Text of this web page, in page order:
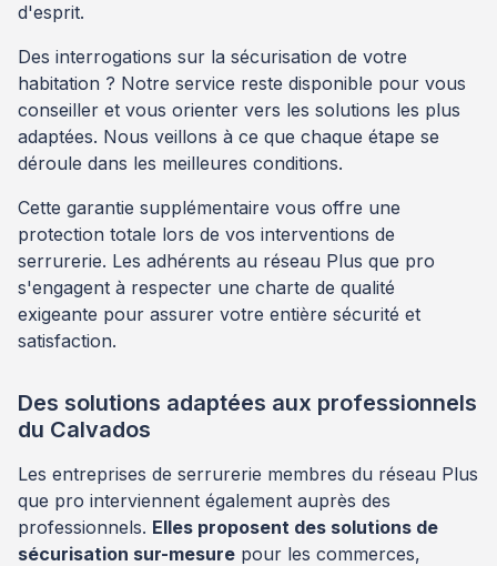
d'esprit.
Des interrogations sur la sécurisation de votre
habitation ? Notre service reste disponible pour vous
conseiller et vous orienter vers les solutions les plus
adaptées. Nous veillons à ce que chaque étape se
déroule dans les meilleures conditions.
Cette garantie supplémentaire vous offre une
protection totale lors de vos interventions de
serrurerie. Les adhérents au réseau Plus que pro
s'engagent à respecter une charte de qualité
exigeante pour assurer votre entière sécurité et
satisfaction.
Des solutions adaptées aux professionnels
du Calvados
Les entreprises de serrurerie membres du réseau Plus
que pro interviennent également auprès des
professionnels. Elles proposent des solutions de
sécurisation sur-mesure pour les commerces,